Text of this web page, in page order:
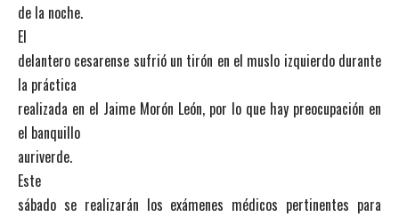
de la noche.
El
delantero cesarense sufrió un tirón en el muslo izquierdo durante
la práctica
realizada en el Jaime Morón León, por lo que hay preocupación en
el banquillo
auriverde.
Este
sábado se realizarán los exámenes médicos pertinentes para